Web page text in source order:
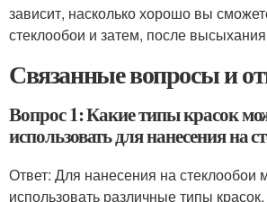
зависит, насколько хорошо вы
стеклообои и затем, после
Связанные вопросы и
Вопрос 1: Какие типы красок
использовать для нанесения на
Ответ: Для нанесения на стеклообои
использовать различные типы красок,